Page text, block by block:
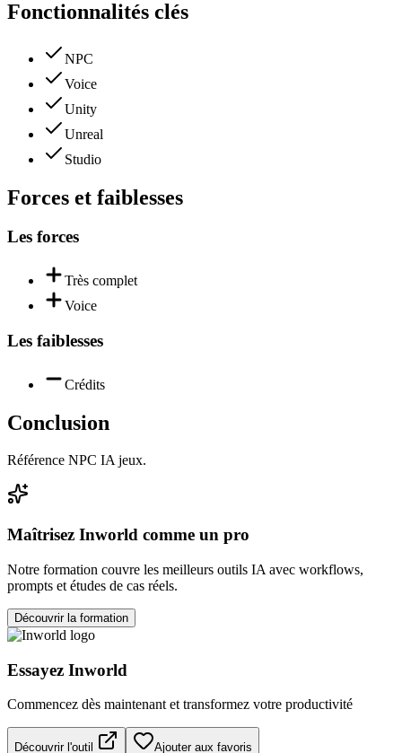
Fonctionnalités clés
NPC
Voice
Unity
Unreal
Studio
Forces et faiblesses
Les forces
Très complet
Voice
Les faiblesses
Crédits
Conclusion
Référence NPC IA jeux.
Maîtrisez Inworld comme un pro
Notre formation couvre les meilleurs outils IA avec workflows,
prompts et études de cas réels.
Découvrir la formation
Essayez Inworld
Commencez dès maintenant et transformez votre productivité
Découvrir l'outil Ajouter aux favoris